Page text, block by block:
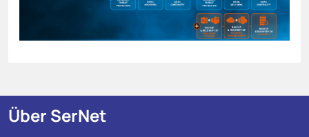
Über SerNet